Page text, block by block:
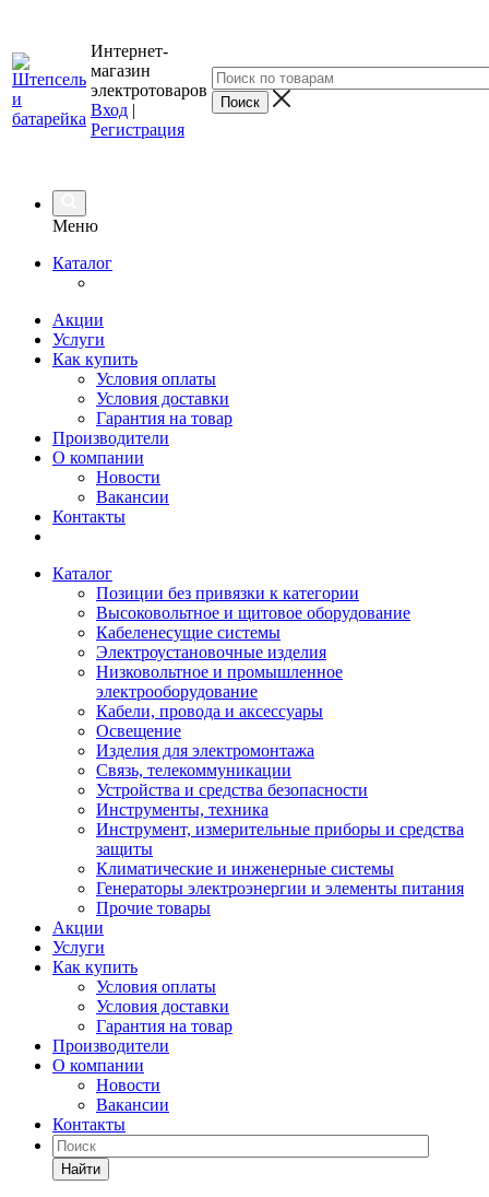
Интернет-
магазин
электротоваров
Вход |
Регистрация
Меню
Каталог
Акции
Услуги
Как купить
Условия оплаты
Условия доставки
Гарантия на товар
Производители
О компании
Новости
Вакансии
Контакты
Каталог
Позиции без привязки к категории
Высоковольтное и щитовое оборудование
Кабеленесущие системы
Электроустановочные изделия
Низковольтное и промышленное
электрооборудование
Кабели, провода и аксессуары
Освещение
Изделия для электромонтажа
Связь, телекоммуникации
Устройства и средства безопасности
Инструменты, техника
Инструмент, измерительные приборы и средства
защиты
Климатические и инженерные системы
Генераторы электроэнергии и элементы питания
Прочие товары
Акции
Услуги
Как купить
Условия оплаты
Условия доставки
Гарантия на товар
Производители
О компании
Новости
Вакансии
Контакты
Найти